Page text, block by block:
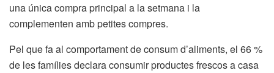
una única compra principal a la setmana i la
complementen amb petites compres.
Pel que fa al comportament de consum d’aliments, el 66 %
de les famílies declara consumir productes frescos a casa